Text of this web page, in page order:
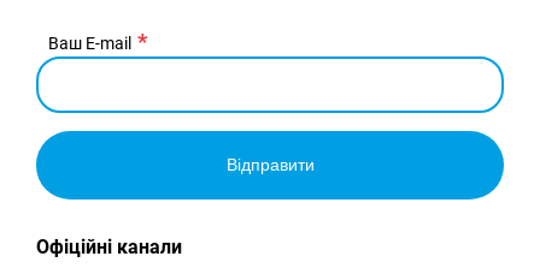
Ваш E-mail
Відправити
Офіційні канали